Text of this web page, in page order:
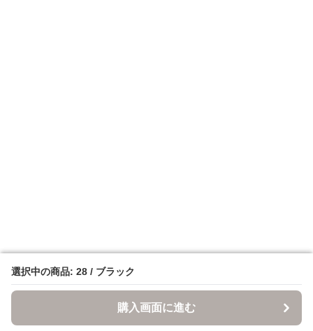
選択中の商品: 28 / ブラック
購入画面に進む
選択中の商品: 28 / ブラック
購入画面に進む